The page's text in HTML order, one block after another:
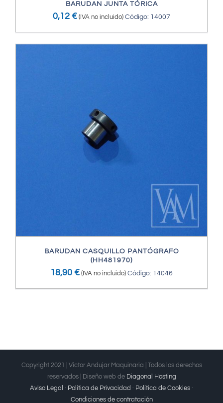
BARUDAN JUNTA TÓRICA
0,12 € (IVA no incluido) Código: 14007
BARUDAN CASQUILLO PANTÓGRAFO
(HH481970)
18,90 € (IVA no incluido) Código: 14046
Copyright 2021 | Victor Andujar Maquinaria | Todos los derechos
reservados | Diseño web de Diagonal Hosting
Aviso Legal · Política de Privacidad · Política de Cookies ·
Condiciones de contratación